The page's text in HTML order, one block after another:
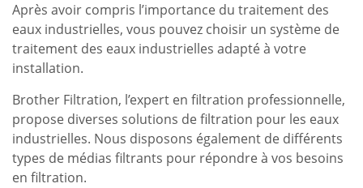
Après avoir compris l’importance du traitement des
eaux industrielles, vous pouvez choisir un système de
traitement des eaux industrielles adapté à votre
installation.
Brother Filtration, l’expert en filtration professionnelle,
propose diverses solutions de filtration pour les eaux
industrielles. Nous disposons également de différents
types de médias filtrants pour répondre à vos besoins
en filtration.